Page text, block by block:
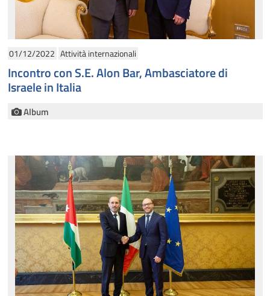
01/12/2022 Attività internazionali
Incontro con S.E. Alon Bar, Ambasciatore di
Israele in Italia
Album